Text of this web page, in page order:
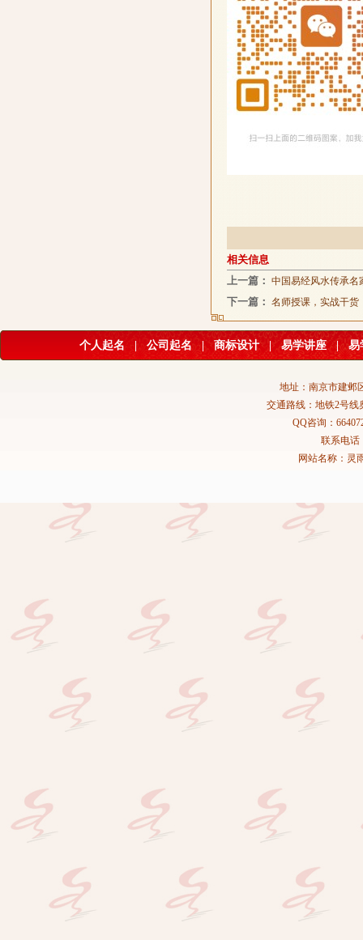
相关信息
上一篇： 中国易经风水传承名
下一篇： 名师授课，实战干货
个人起名 公司起名 | 商标设计 | 易学讲座 | 易
地址：南京市建邺
交通路线：地铁2号线
QQ咨询：
联系电话
网站名称：灵